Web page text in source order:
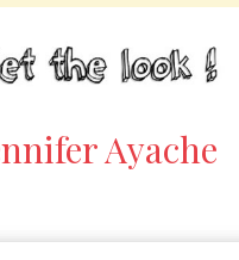
Ayache